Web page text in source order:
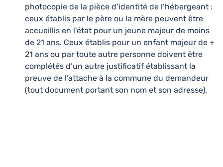
photocopie de la pièce d’identité de l’hébergeant :
ceux établis par le père ou la mère peuvent être
accueillis en l’état pour un jeune majeur de moins
de 21 ans. Ceux établis pour un enfant majeur de +
21 ans ou par toute autre personne doivent être
complétés d’un autre justificatif établissant la
preuve de l’attache à la commune du demandeur
(tout document portant son nom et son adresse).